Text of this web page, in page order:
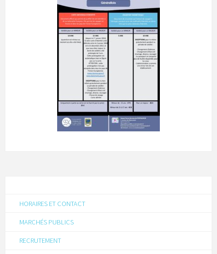
HORAIRES ET CONTACT
MARCHÉS PUBLICS
RECRUTEMENT